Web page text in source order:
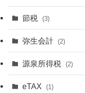
節税 (3)
弥生会計 (2)
源泉所得税 (2)
eTAX (1)